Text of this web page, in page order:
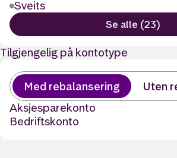
Sveits
Se alle (23)
Tilgjengelig på kontotype
Med rebalansering
Uten
Aksjesparekonto
Bedriftskonto